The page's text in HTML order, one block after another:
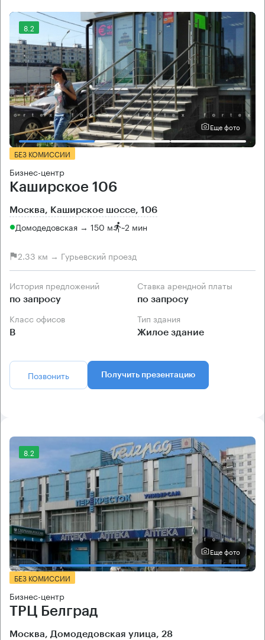
8.2
Еще фото
БЕЗ КОМИССИИ
Бизнес-центр
Каширское 106
Москва, Каширское шоссе, 106
Домодедовская → 150 м ~2 мин
2.33 км → Гурьевский проезд
История предложений
по запросу
Ставка арендной платы
по запросу
Класс офисов
B
Тип здания
Жилое здание
Позвонить Получить презентацию
8.2
Еще фото
БЕЗ КОМИССИИ
Бизнес-центр
ТРЦ Белград
Москва, Домодедовская улица, 28